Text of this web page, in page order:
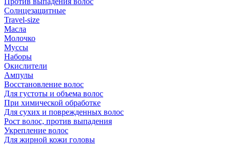
Солнцезащитные
Travel-size
Масла
Молочко
Муссы
Наборы
Окислители
Ампулы
Восстановление волос
Для густоты и объема волос
При химической обработке
Для сухих и поврежденных волос
Рост волос, против выпадения
Укрепление волос
Для жирной кожи головы